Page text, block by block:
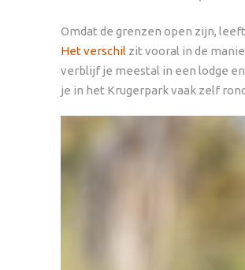
Omdat de grenzen open zijn,
Het verschil zit vooral in de
verblijf je meestal in een lodge
je in het Krugerpark vaak zelf